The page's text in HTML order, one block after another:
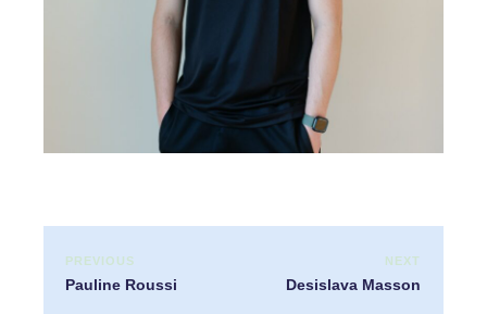
PREVIOUS
Pauline Roussi
NEXT
Desislava Masson